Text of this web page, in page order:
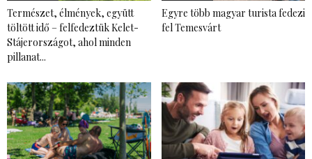
Természet, élmények, együtt
töltött idő – felfedeztük Kelet-
Stájerországot, ahol minden
pillanat...
Egyre több magyar turista fedezi
fel Temesvárt